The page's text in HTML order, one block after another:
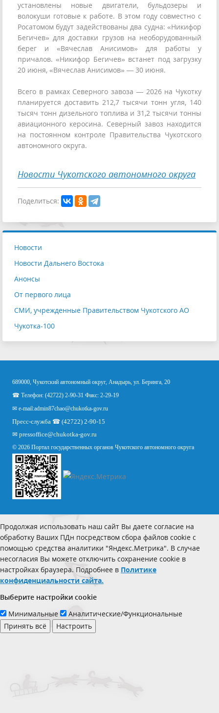
установлены новые двигатели, бульдозеры и
волокуши готовые к работе. В этом году совместно с
Росатомом будут задействованы два судна: «Никифор
Бегичев» для доставки грузов на необорудованный
берег и «Вячеслав Анисимов» для работы у
причалов. «Никифор Бегичев» встанет под загрузку
20 июня, «Вячеслав Анисимов» — 30 июня.
Всего в рамках Северного завоза — 2026 на Чукотку
планируется доставить 212,7 тысячи тонн угля, 140
тысяч тонн дизельного топлива и 31,2 тысячи тонны
авиационного керосина. Северный завоз находится
на постоянном контроле Правительства Чукотского
автономного округа.
Новости Чукотского автономного округа
Поделиться:
Новости
Новости Дальнего Востока
Анонсы
От первого лица
СМИ, учрежденные Правительством Чукотского АО
Чукотка-100
689000, Чукотский автономный округ, Анадырь, ул. Беринга, 20
☎ Телефон: (42722) 2-90-31 Факс: 2-29-19
✉ e-mail:admin87chao@chukotka-gov.ru
Пресс-служба ☎ (42722) 2-90-15
✉ pressoffice@chukotka-gov.ru
© 2026 Портал государственных органов Чукотского автономного округа
Продолжая использовать наш сайт Вы даете согласие на
обработку Ваших ПДн посредством сбора файлов cookie с
помощью средства аналитики "Яндекс.Метрика". В случае
несогласия Вы можете отключить сохранение cookie в
настройках браузера. Подробнее в Политике
конфиденциальности сайта.
Выберите настройки cookie
Минимальные
Аналитические/Функциональные
Принять всё
Настроить